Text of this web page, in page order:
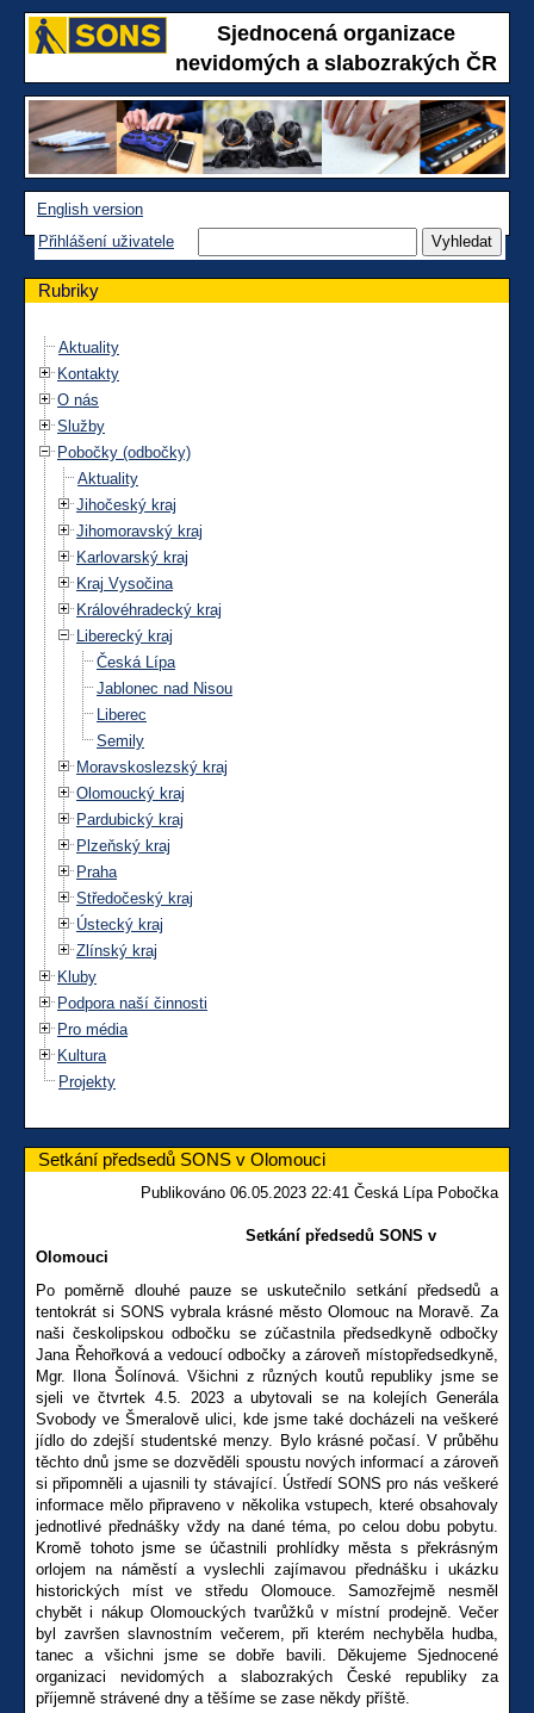
Sjednocená organizace
nevidomých a slabozrakých ČR
English version
Přihlášení uživatele
Rubriky
Aktuality
Kontakty
O nás
Služby
Pobočky (odbočky)
Aktuality
Jihočeský kraj
Jihomoravský kraj
Karlovarský kraj
Kraj Vysočina
Královéhradecký kraj
Liberecký kraj
Česká Lípa
Jablonec nad Nisou
Liberec
Semily
Moravskoslezský kraj
Olomoucký kraj
Pardubický kraj
Plzeňský kraj
Praha
Středočeský kraj
Ústecký kraj
Zlínský kraj
Kluby
Podpora naší činnosti
Pro média
Kultura
Projekty
Setkání předsedů SONS v Olomouci
Publikováno 06.05.2023 22:41 Česká Lípa Pobočka
Setkání předsedů SONS v
Olomouci
Po poměrně dlouhé pauze se uskutečnilo setkání předsedů a
tentokrát si SONS vybrala krásné město Olomouc na Moravě. Za
naši českolipskou odbočku se zúčastnila předsedkyně odbočky
Jana Řehořková a vedoucí odbočky a zároveň místopředsedkyně,
Mgr. Ilona Šolínová. Všichni z různých koutů republiky jsme se
sjeli ve čtvrtek 4.5. 2023 a ubytovali se na kolejích Generála
Svobody ve Šmeralově ulici, kde jsme také docházeli na veškeré
jídlo do zdejší studentské menzy. Bylo krásné počasí. V průběhu
těchto dnů jsme se dozvěděli spoustu nových informací a zároveň
si připomněli a ujasnili ty stávající. Ústředí SONS pro nás veškeré
informace mělo připraveno v několika vstupech, které obsahovaly
jednotlivé přednášky vždy na dané téma, po celou dobu pobytu.
Kromě tohoto jsme se účastnili prohlídky města s překrásným
orlojem na náměstí a vyslechli zajímavou přednášku i ukázku
historických míst ve středu Olomouce. Samozřejmě nesměl
chybět i nákup Olomouckých tvarůžků v místní prodejně. Večer
byl završen slavnostním večerem, při kterém nechyběla hudba,
tanec a všichni jsme se dobře bavili. Děkujeme Sjednocené
organizaci nevidomých a slabozrakých České republiky za
příjemně strávené dny a těšíme se zase někdy příště.